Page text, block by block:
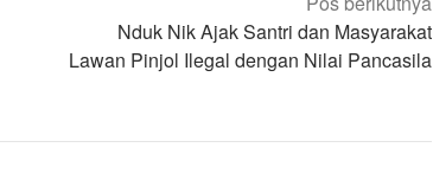
Nduk Nik Ajak Santri dan Masyarakat
Lawan Pinjol Ilegal dengan Nilai Pancasila